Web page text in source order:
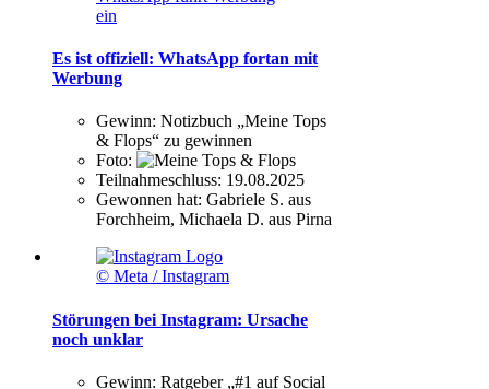
ein
Es ist offiziell: WhatsApp fortan mit
Werbung
Gewinn: Notizbuch „Meine Tops
& Flops“ zu gewinnen
Foto:
Teilnahmeschluss: 19.08.2025
Gewonnen hat: Gabriele S. aus
Forchheim, Michaela D. aus Pirna
© Meta / Instagram
Störungen bei Instagram: Ursache
noch unklar
Gewinn: Ratgeber „#1 auf Social